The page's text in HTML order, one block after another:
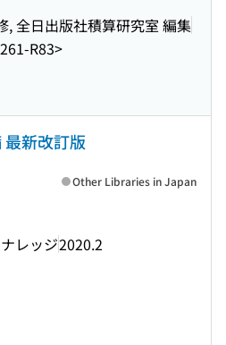
, 全日出版社積算研究室 編集
R83>
新改訂版
レッジ2020.2
Other Libraries in Japan